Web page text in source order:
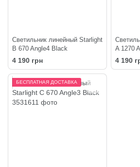
Светильник линейный Starlight
B 670 Angle4 Black
4 190 грн
A 1270
4 190
БЕСПЛАТНАЯ ДОСТАВКА